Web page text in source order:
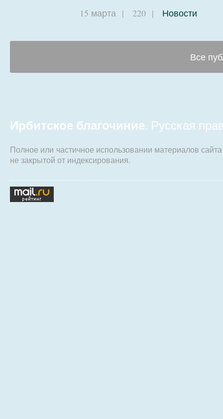
15 марта | 220 | Новости
Все
Ирбитское благочиние. Русская
Полное или частичное использовании материалов
не закрытой от индексирования.